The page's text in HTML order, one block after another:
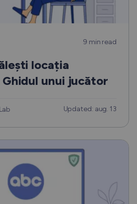
9 min read
locația
unui jucător
Updated: aug. 13